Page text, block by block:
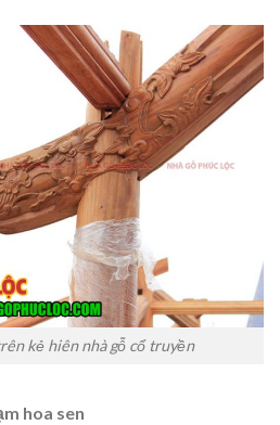
kẻ hiên nhà gỗ cổ truyền
hoa sen